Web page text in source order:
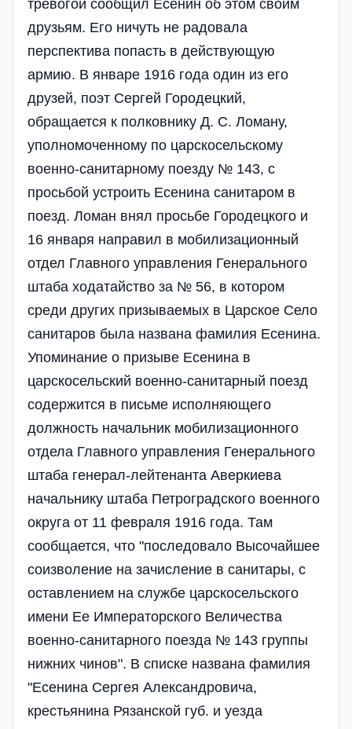
тревогой сообщил Есенин об этом своим
друзьям. Его ничуть не радовала
перспектива попасть в действующую
армию. В январе 1916 года один из его
друзей, поэт Сергей Городецкий,
обращается к полковнику Д. С. Ломану,
уполномоченному по царскосельскому
военно-санитарному поезду № 143, с
просьбой устроить Есенина санитаром в
поезд. Ломан внял просьбе Городецкого и
16 января направил в мобилизационный
отдел Главного управления Генерального
штаба ходатайство за № 56, в котором
среди других призываемых в Царское Село
санитаров была названа фамилия Есенина.
Упоминание о призыве Есенина в
царскосельский военно-санитарный поезд
содержится в письме исполняющего
должность начальник мобилизационного
отдела Главного управления Генерального
штаба генерал-лейтенанта Аверкиева
начальнику штаба Петроградского военного
округа от 11 февраля 1916 года. Там
сообщается, что "последовало Высочайшее
соизволение на зачисление в санитары, с
оставлением на службе царскосельского
имени Ее Императорского Величества
военно-санитарного поезда № 143 группы
нижних чинов". В списке названа фамилия
"Есенина Сергея Александровича,
крестьянина Рязанской губ. и уезда